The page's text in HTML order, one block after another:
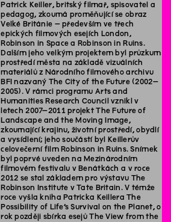
Patrick Keiller, britský filmař, spisovatel a
pedagog, zkoumá proměňující se obraz
Velké Británie – především ve třech
epických filmových esejích London,
Robinson in Space a Robinson in Ruins.
Dalším jeho velkým projektem byl průzkum
prostředí města na základě vizuálních
materiálů z Národního filmového archivu
BFI nazvaný The City of the Future (2002–
2005). V rámci programu Arts and
Humanities Research Council vznikl v
letech 2007–2011 projekt The Future of
Landscape and the Moving Image,
zkoumající krajinu, životní prostředí, obydlí
a vysídlení; jeho součástí byl Keillerův
celovečerní film Robinson in Ruins. Snímek
byl poprvé uveden na Mezinárodním
filmovém festivalu v Benátkách a v roce
2012 se stal základem pro výstavu The
Robinson Institute v Tate Britain. V témže
roce vyšla kniha Patricka Keillera The
Possibility of Life’s Survival on the Planet, o
rok později sbírka esejů The View from the